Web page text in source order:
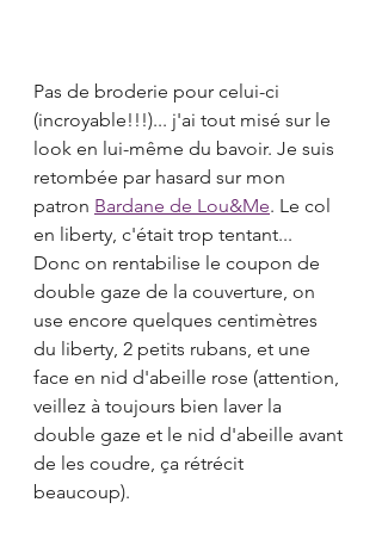
Pas de broderie pour celui-ci
(incroyable!!!)... j'ai tout misé sur le
look en lui-même du bavoir. Je suis
retombée par hasard sur mon
patron Bardane de Lou&Me. Le col
en liberty, c'était trop tentant...
Donc on rentabilise le coupon de
double gaze de la couverture, on
use encore quelques centimètres
du liberty, 2 petits rubans, et une
face en nid d'abeille rose (attention,
veillez à toujours bien laver la
double gaze et le nid d'abeille avant
de les coudre, ça rétrécit
beaucoup).